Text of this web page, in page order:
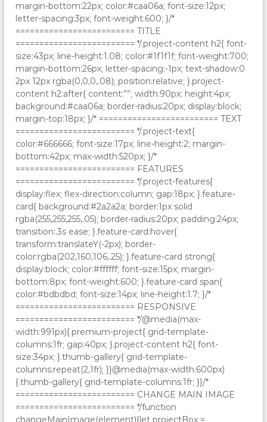
margin-bottom:22px; color:#caa06a; font-size:12px;
letter-spacing:3px; font-weight:600; }/*
========================= TITLE
========================= */.project-content h2{ font-
size:43px; line-height:1.08; color:#1f1f1f; font-weight:700;
margin-bottom:26px; letter-spacing:-1px; text-shadow:0
2px 12px rgba(0,0,0,.08); position:relative; }.project-
content h2:after{ content:””; width:90px; height:4px;
background:#caa06a; border-radius:20px; display:block;
margin-top:18px; }/* ========================= TEXT
========================= */.project-text{
color:#666666; font-size:17px; line-height:2; margin-
bottom:42px; max-width:520px; }/*
========================= FEATURES
========================= */.project-features{
display:flex; flex-direction:column; gap:18px; }.feature-
card{ background:#2a2a2a; border:1px solid
rgba(255,255,255,.05); border-radius:20px; padding:24px;
transition:.3s ease; }.feature-card:hover{
transform:translateY(-2px); border-
color:rgba(202,160,106,.25); }.feature-card strong{
display:block; color:#ffffff; font-size:15px; margin-
bottom:8px; font-weight:600; }.feature-card span{
color:#bdbdbd; font-size:14px; line-height:1.7; }/*
========================= RESPONSIVE
========================= */@media(max-
width:991px){.premium-project{ grid-template-
columns:1fr; gap:40px; }.project-content h2{ font-
size:34px; }.thumb-gallery{ grid-template-
columns:repeat(2,1fr); }}@media(max-width:600px)
{.thumb-gallery{ grid-template-columns:1fr; }}/*
========================= CHANGE MAIN IMAGE
========================= */function
changeMainImage(element){let projectBox =